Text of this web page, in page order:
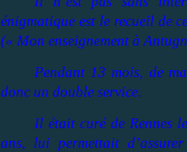
énigmatique est le recueil de
(« Mon enseignement à
Pendant 13 mois, de
donc un double service.
Il était curé de Rennes
ans, lui permettait